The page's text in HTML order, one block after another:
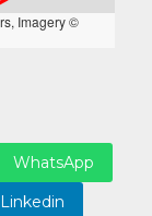
WhatsApp
Linkedin